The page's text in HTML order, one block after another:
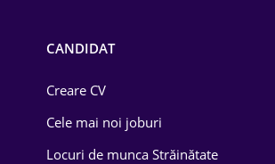
Drept
CANDIDAT
Creare CV
Cele mai noi joburi
Locuri de munca Străinătate